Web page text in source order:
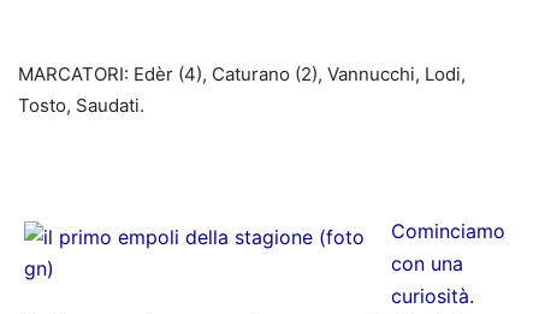
MARCATORI: Edèr (4), Caturano (2), Vannucchi, Lodi,
Tosto, Saudati.
Cominciamo
con una
curiosità.